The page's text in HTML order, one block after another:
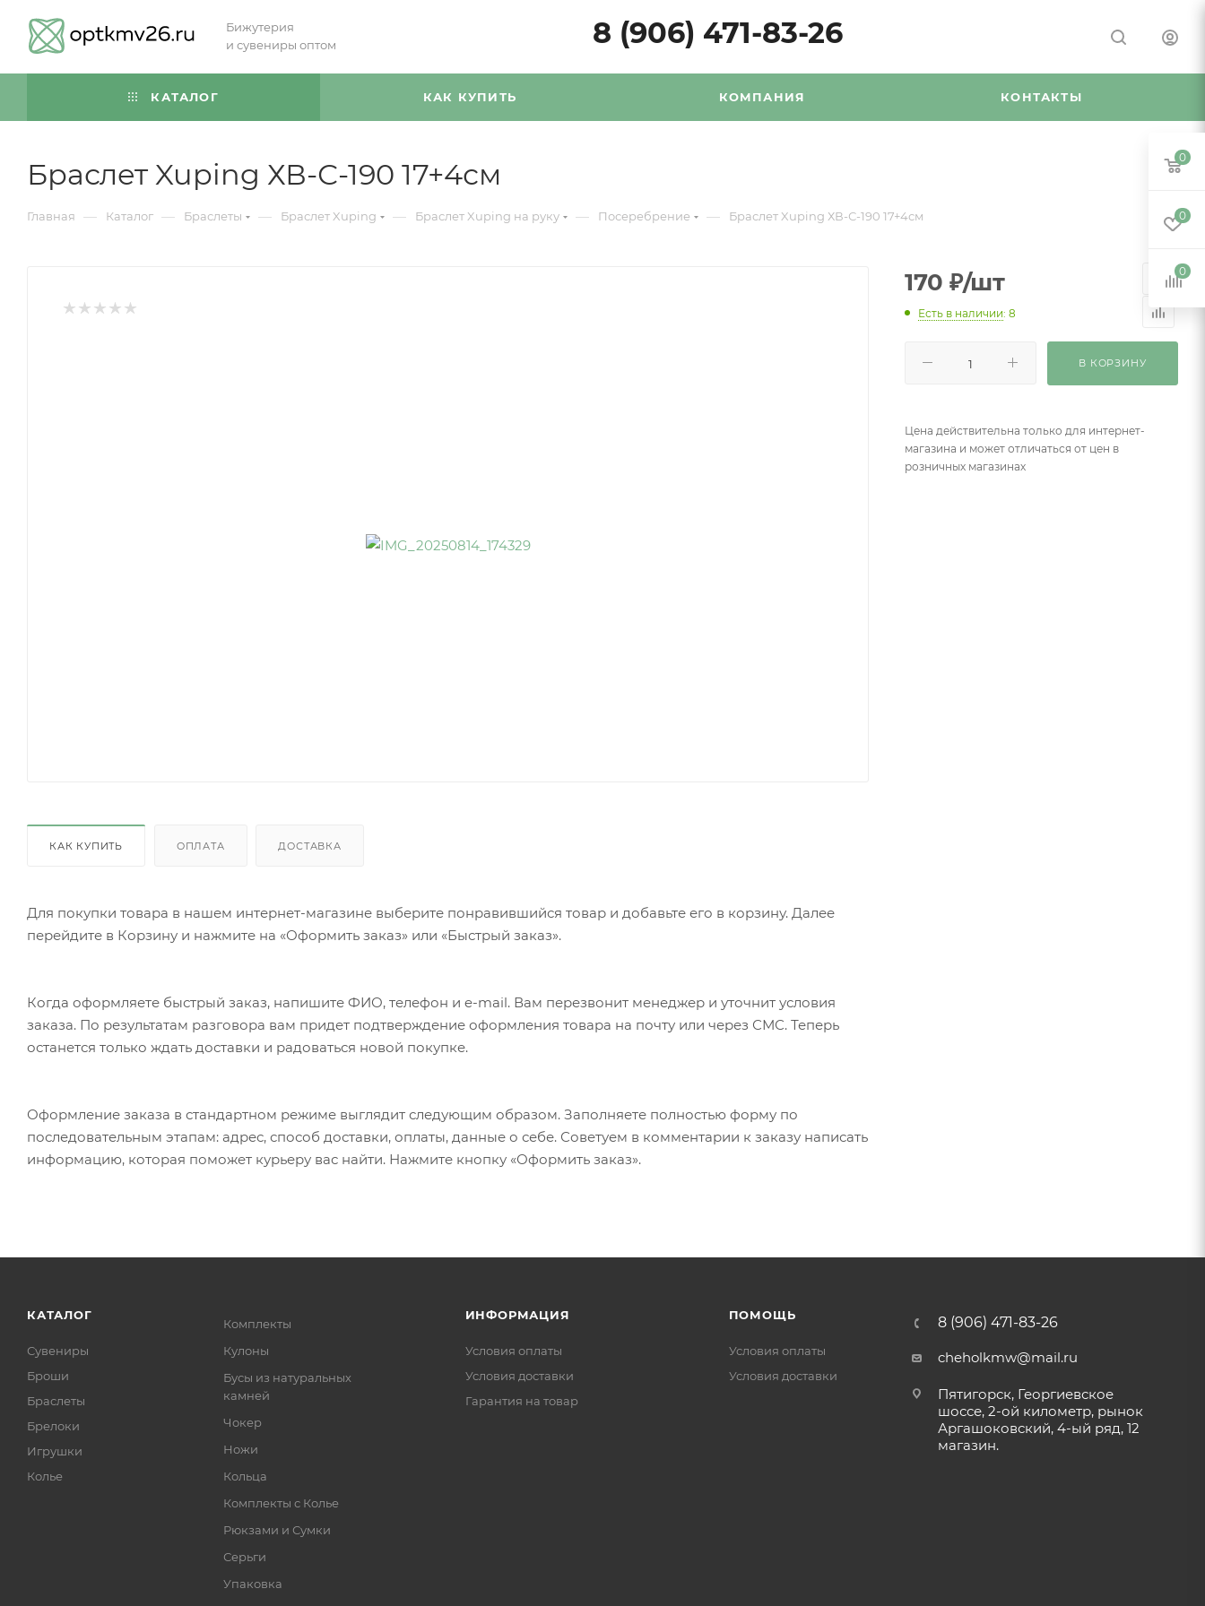
Бижутерия
и сувениры оптом
8 (906) 471-83-26
КАТАЛОГ КАК КУПИТЬ КОМПАНИЯ КОНТАКТЫ
Браслет Xuping ХВ-С-190 17+4см
Главная — Каталог — Браслеты — Браслет Xuping — Браслет Xuping на руку — Посеребрение — Браслет Xuping ХВ-С-190 17+4см
КАК КУПИТЬ ОПЛАТА ДОСТАВКА
Для покупки товара в нашем интернет-магазине выберите понравившийся товар и добавьте его в корзину. Далее
перейдите в Корзину и нажмите на «Оформить заказ» или «Быстрый заказ».
Когда оформляете быстрый заказ, напишите ФИО, телефон и e-mail. Вам перезвонит менеджер и уточнит условия
заказа. По результатам разговора вам придет подтверждение оформления товара на почту или через СМС. Теперь
останется только ждать доставки и радоваться новой покупке.
Оформление заказа в стандартном режиме выглядит следующим образом. Заполняете полностью форму по
последовательным этапам: адрес, способ доставки, оплаты, данные о себе. Советуем в комментарии к заказу написать
информацию, которая поможет курьеру вас найти. Нажмите кнопку «Оформить заказ».
170 ₽/шт
Есть в наличии: 8
В КОРЗИНУ
Цена действительна только для интернет-
магазина и может отличаться от цен в
розничных магазинах
КАТАЛОГ
Сувениры
Броши
Браслеты
Брелоки
Игрушки
Колье
Комплекты
Кулоны
Бусы из натуральных
камней
Чокер
Ножи
Кольца
Комплекты с Колье
Рюкзами и Сумки
Серьги
Упаковка
ИНФОРМАЦИЯ
Условия оплаты
Условия доставки
Гарантия на товар
ПОМОЩЬ
Условия оплаты
Условия доставки
8 (906) 471-83-26
cheholkmw@mail.ru
Пятигорск, Георгиевское
шоссе, 2-ой километр, рынок
Аргашоковский, 4-ый ряд, 12
магазин.
0
0
0